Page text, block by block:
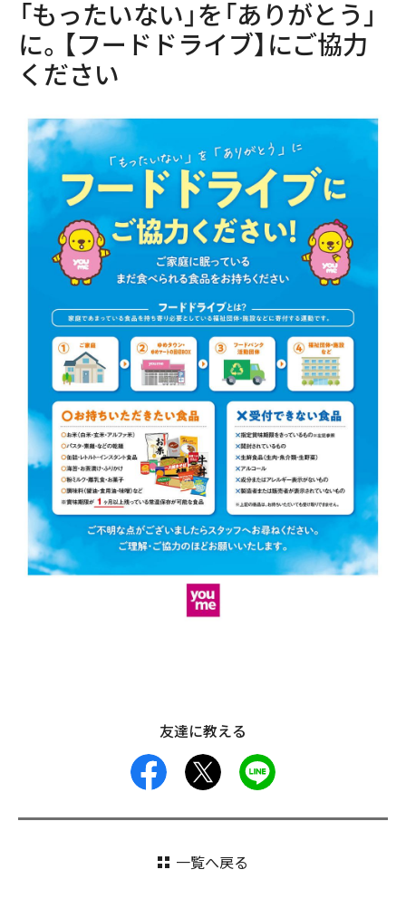
「もったいない」を「ありがとう」
に。【フードドライブ】にご協力
ください
友達に教える
facebook
一覧へ戻る